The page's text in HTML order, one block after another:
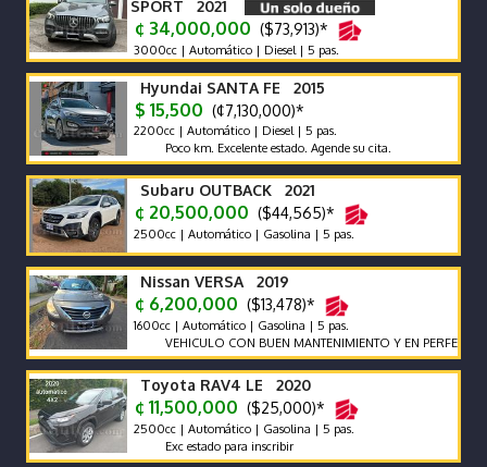
SPORT 2021
¢ 34,000,000 ($73,913)*
3000cc | Automático | Diesel | 5 pas.
Hyundai SANTA FE 2015
$ 15,500 (¢7,130,000)*
2200cc | Automático | Diesel | 5 pas.
Poco km. Excelente estado. Agende su cita.
Subaru OUTBACK 2021
¢ 20,500,000 ($44,565)*
2500cc | Automático | Gasolina | 5 pas.
Nissan VERSA 2019
¢ 6,200,000 ($13,478)*
1600cc | Automático | Gasolina | 5 pas.
VEHICULO CON BUEN MANTENIMIENTO Y EN PERFECTO
Toyota RAV4 LE 2020
¢ 11,500,000 ($25,000)*
2500cc | Automático | Gasolina | 5 pas.
Exc estado para inscribir